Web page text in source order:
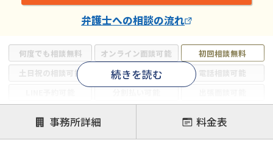
何度でも相談無料 オンライン面談可能
初回相談無料
土日祝の相談可能
19時以降電話可能
電話相談可能
続きを読む
弁護士への相談の流れ
事務所詳細 料金表